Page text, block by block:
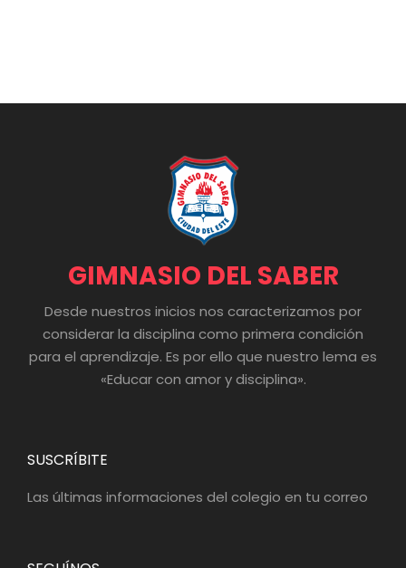
GIMNASIO DEL SABER
Desde nuestros inicios nos caracterizamos por
considerar la disciplina como primera condición
para el aprendizaje. Es por ello que nuestro lema es
«Educar con amor y disciplina».
SUSCRÍBITE
Las últimas informaciones del colegio en tu correo